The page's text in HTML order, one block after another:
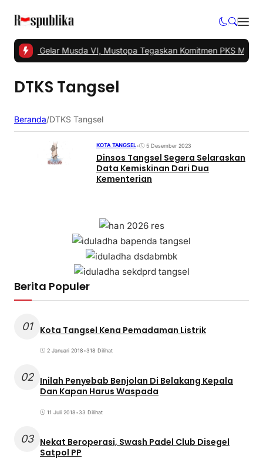
Tangsel Gelar Musda VI, Mustopa Tegaskan Komitmen PKS
DTKS Tangsel
Beranda/DTKS Tangsel
KOTA TANGSEL• 5 Desember 2023
Dinsos Tangsel Segera Selaraskan
Data Kemiskinan Dari Dua
Kementerian
Berita Populer
01 Kota Tangsel Kena Pemadaman Listrik
2 Januari 2018•318 Dilihat
02 Inilah Penyebab Benjolan Di Belakang Kepala
Dan Kapan Harus Waspada
11 Juli 2018•33 Dilihat
03 Nekat Beroperasi, Swash Padel Club Disegel
Satpol PP